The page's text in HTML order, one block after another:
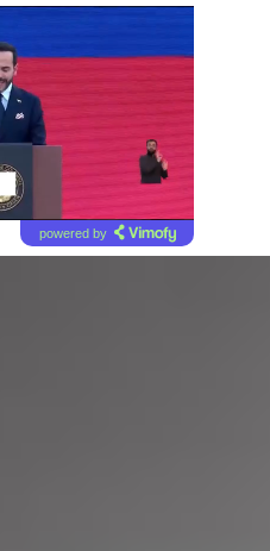
powered by